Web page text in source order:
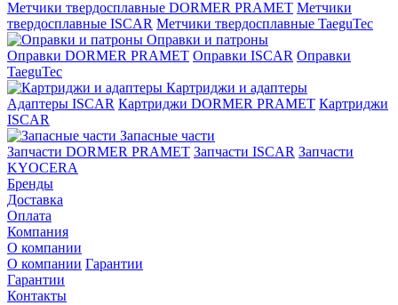
Метчики твердосплавные DORMER PRAMET Метчики
твердосплавные ISCAR Метчики твердосплавные TaeguTec
Оправки и патроны
Оправки DORMER PRAMET Оправки ISCAR Оправки
TaeguTec
Картриджи и адаптеры
Адаптеры ISCAR Картриджи DORMER PRAMET Картриджи
ISCAR
Запасные части
Запчасти DORMER PRAMET Запчасти ISCAR Запчасти
KYOCERA
Бренды
Доставка
Оплата
Компания
О компании
О компании Гарантии
Гарантии
Контакты